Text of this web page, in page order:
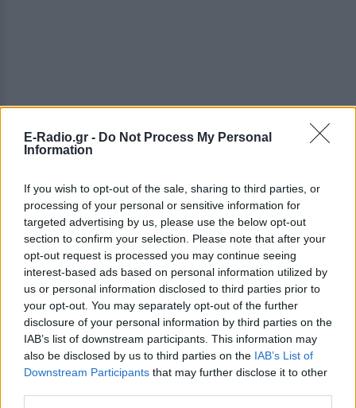
E-Radio.gr - Do Not Process My Personal
Information
If you wish to opt-out of the sale, sharing to third parties, or
processing of your personal or sensitive information for
targeted advertising by us, please use the below opt-out
section to confirm your selection. Please note that after your
opt-out request is processed you may continue seeing
interest-based ads based on personal information utilized by
us or personal information disclosed to third parties prior to
your opt-out. You may separately opt-out of the further
disclosure of your personal information by third parties on the
IAB’s list of downstream participants. This information may
also be disclosed by us to third parties on the IAB’s List of
Downstream Participants that may further disclose it to other
ΔΕΙΤΕ ΕΠΙΣΗΣ